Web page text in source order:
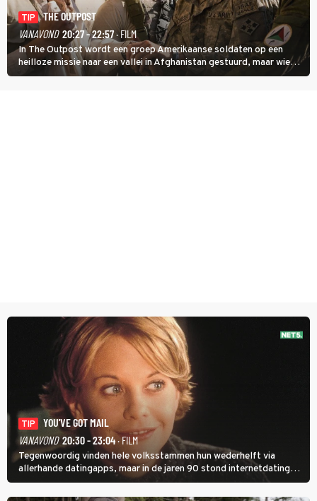
TIP
THE OUTPOST
VANAVOND 20:27 - 22:57· FILM
In The Outpost wordt een groep Amerikaanse soldaten op een
heilloze missie naar een vallei in Afghanistan gestuurd, maar wie
overleeft daar een aanval?
TIP
YOU'VE GOT MAIL
VANAVOND 20:30 - 23:04· FILM
Tegenwoordig vinden hele volksstammen hun wederhelft via
allerhande datingapps, maar in de jaren 90 stond internetdating
nog in de kinderschoenen. In de film You've Got Mail zie je dat
terug.